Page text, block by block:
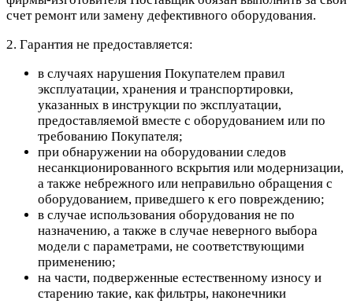
счет ремонт или замену дефективного оборудования.
2. Гарантия не предоставляется:
в случаях нарушения Покупателем правил
эксплуатации, хранения и транспортировки,
указанных в инструкции по эксплуатации,
предоставляемой вместе с оборудованием или по
требованию Покупателя;
при обнаружении на оборудовании следов
несанкционированного вскрытия или модернизации,
а также небрежного или неправильно обращения с
оборудованием, приведшего к его повреждению;
в случае использования оборудования не по
назначению, а также в случае неверного выбора
модели с параметрами, не соответствующими
применению;
на части, подверженные естественному износу и
старению такие, как фильтры, наконечники